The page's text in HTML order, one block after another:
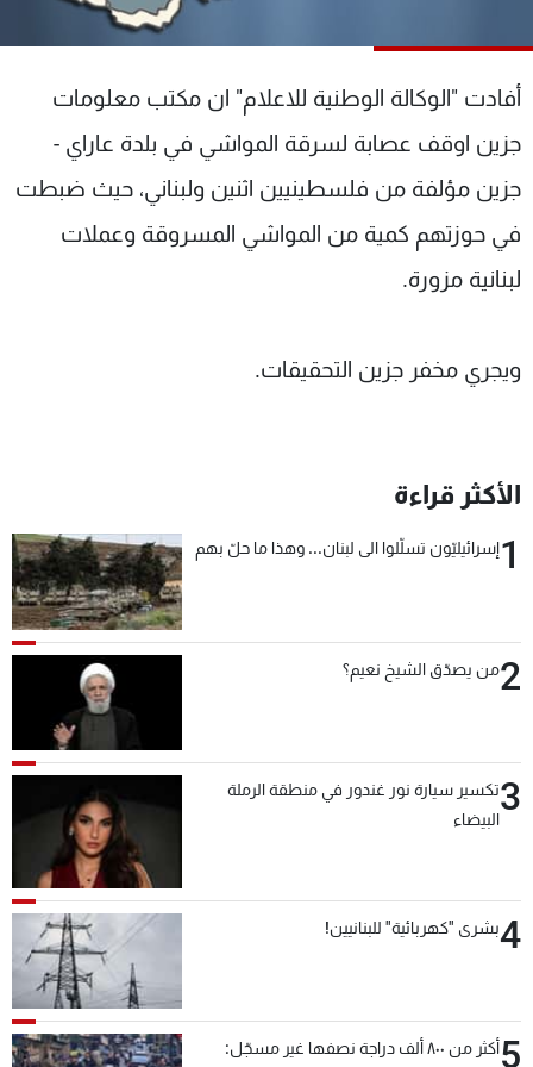
أفادت "الوكالة الوطنية للاعلام" ان مكتب معلومات
جزين اوقف عصابة لسرقة المواشي في بلدة عاراي -
جزين مؤلفة من فلسطينيين اثنين ولبناني، حيث ضبطت
في حوزتهم كمية من المواشي المسروقة وعملات
لبنانية مزورة.
ويجري مخفر جزين التحقيقات.
الأكثر قراءة
1إسرائيليّون تسلّلوا الى لبنان... وهذا ما حلّ بهم
2من يصدّق الشيخ نعيم؟
3تكسير سيارة نور غندور في منطقة الرملة
البيضاء
4بشرى "كهربائية" للبنانيين!
5 أكثر من ٨٠٠ ألف دراجة نصفها غير مسجّل:
الترددات
عن MTV
الإنـتـاج
لاعلاناتكم
وظائف
تواصل معنا
شروط الإسـتخدام